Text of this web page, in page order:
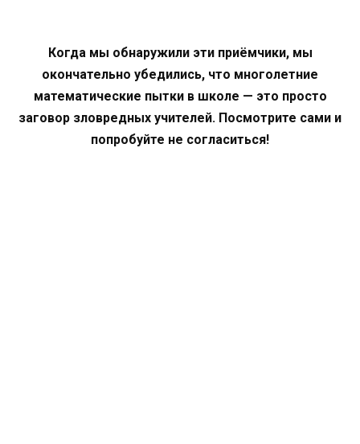
Когда мы обнаружили эти приёмчики, мы
окончательно убедились, что многолетние
математические пытки в школе — это просто
заговор зловредных учителей. Посмотрите сами и
попробуйте не согласиться!